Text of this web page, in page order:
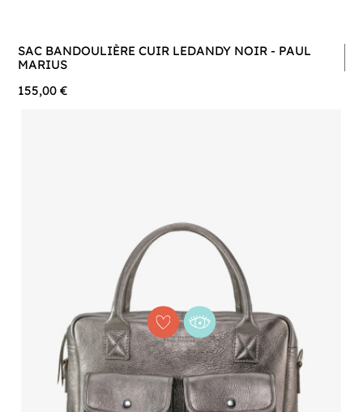
SAC BANDOULIÈRE CUIR LEDANDY NOIR - PAUL
MARIUS
155,00 €